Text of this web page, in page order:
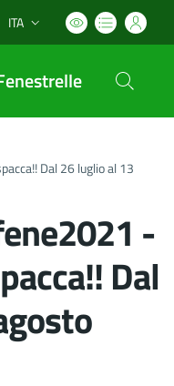
Lingua attiva:
ITA
Dal 26 luglio al 13
-
Dal